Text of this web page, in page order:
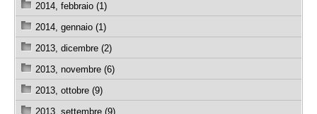
2014, febbraio (1)
2014, gennaio (1)
2013, dicembre (2)
2013, novembre (6)
2013, ottobre (9)
2013, settembre (9)